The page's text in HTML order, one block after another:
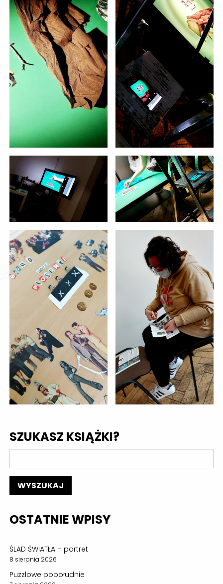
SZUKASZ KSIĄŻKI?
OSTATNIE WPISY
ŚLAD ŚWIATŁA – portret
8 sierpnia 2026
Puzzlowe popołudnie